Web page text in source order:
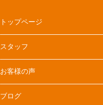
トップページ
スタッフ
お客様の声
ブログ